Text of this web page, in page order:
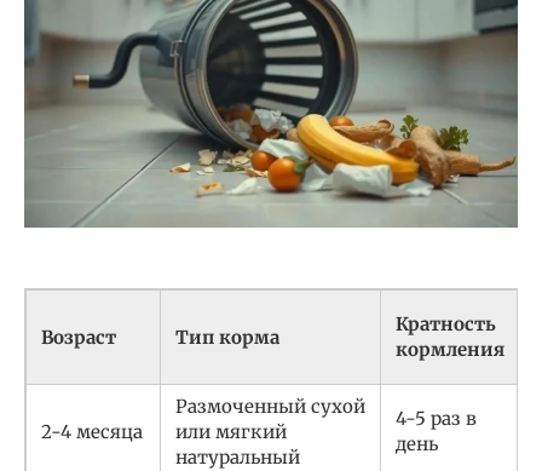
Возраст Тип корма
Кратность
кормления
2-4 месяца
Размоченный сухой
или мягкий
натуральный
4-5 раз в
день